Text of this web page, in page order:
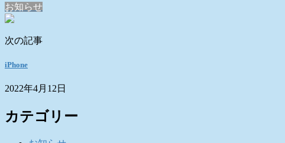
お知らせ
次の記事
iPhone
2022年4月12日
カテゴリー